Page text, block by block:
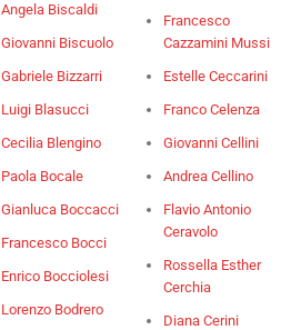
Angela Biscaldi
Giovanni Biscuolo
Gabriele Bizzarri
Luigi Blasucci
Cecilia Blengino
Paola Bocale
Gianluca Boccacci
Francesco Bocci
Enrico Bocciolesi
Lorenzo Bodrero
Francesco
Cazzamini Mussi
Estelle Ceccarini
Franco Celenza
Giovanni Cellini
Andrea Cellino
Flavio Antonio
Ceravolo
Rossella Esther
Cerchia
Diana Cerini